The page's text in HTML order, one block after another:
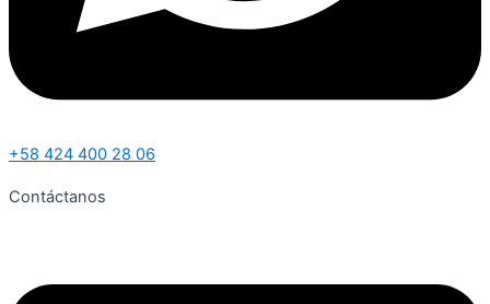
+58 424 400 28 06
Contáctanos